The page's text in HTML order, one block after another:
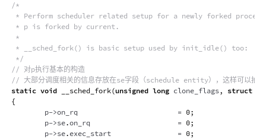
/*
* Perform scheduler related setup for a newly forked
* p is forked by current.
*
* __sched_fork() is basic setup used by init_idle() too:
*/
// 对p执行基本的构造
// 大部分调度相关的信息存放在se字段（schedule entity），这样可以抽象
static void __sched_fork(unsigned long clone_flags, struct
{
        p
->on_rq = 0;
        p
->se.on_rq = 0;
        p
->se. exec_start = 0;